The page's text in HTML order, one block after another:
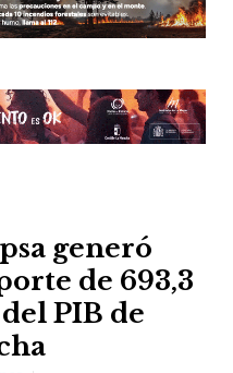
generó
de 693,3
PIB de